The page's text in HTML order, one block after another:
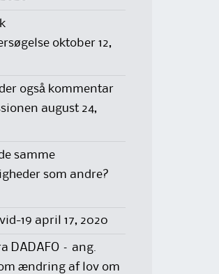
oktober 12,
også kommentar
august 24,
samme
som andre?
19 april 17, 2020
DADAFO – ang.
ændring af lov om